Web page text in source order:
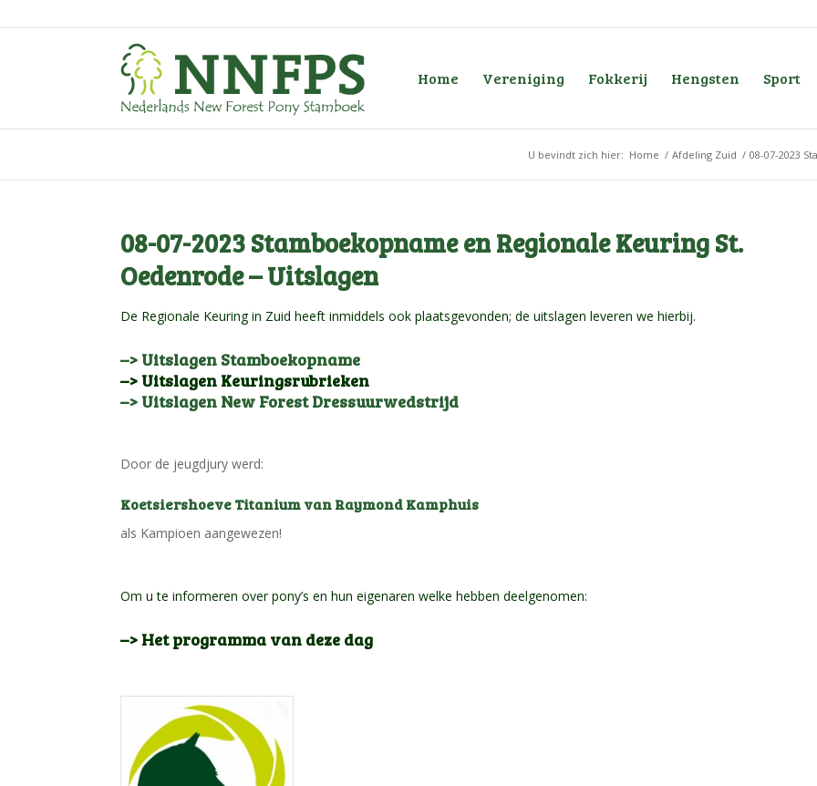
Home Vereniging Fokkerij Hengsten Sport
U bevindt zich hier: Home / Afdeling Zuid / 08-07-2023
08-07-2023 Stamboekopname en Regionale Keuring St.
Oedenrode – Uitslagen
De Regionale Keuring in Zuid heeft inmiddels ook plaatsgevonden; de uitslagen leveren we hierbij.
–> Uitslagen Stamboekopname
–> Uitslagen Keuringsrubrieken
–> Uitslagen New Forest Dressuurwedstrijd
Door de jeugdjury werd:
Koetsiershoeve Titanium van Raymond Kamphuis
als Kampioen aangewezen!
Om u te informeren over pony’s en hun eigenaren welke hebben deelgenomen:
–> Het programma van deze dag